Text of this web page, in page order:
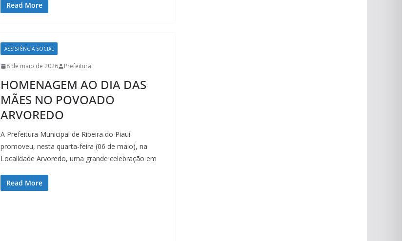
Read More
ASSISTÊNCIA SOCIAL
8 de maio de 2026 Prefeitura
HOMENAGEM AO DIA DAS
MÃES NO POVOADO
ARVOREDO
A Prefeitura Municipal de Ribeira do Piauí
promoveu, nesta quarta-feira (06 de maio), na
Localidade Arvoredo, uma grande celebração em
Read More